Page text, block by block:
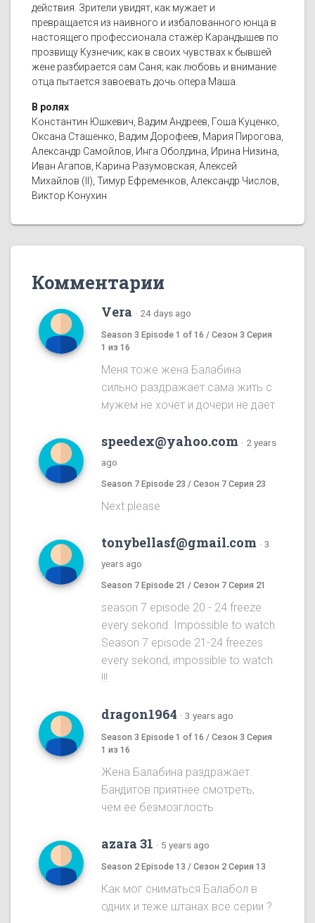
действия. Зрители увидят, как мужает и
превращается из наивного и избалованного юнца в
настоящего профессионала стажёр Карандышев по
прозвищу Кузнечик; как в своих чувствах к бывшей
жене разбирается сам Саня; как любовь и внимание
отца пытается завоевать дочь опера Маша.
В ролях
Константин Юшкевич, Вадим Андреев, Гоша Куценко,
Оксана Сташенко, Вадим Дорофеев, Мария Пирогова,
Александр Самойлов, Инга Оболдина, Ирина Низина,
Иван Агапов, Карина Разумовская, Алексей
Михайлов (II), Тимур Ефременков, Александр Числов,
Виктор Конухин
Комментарии
Vera · 24 days ago
Season 3 Episode 1 of 16 / Сезон 3 Серия
1 из 16
Меня тоже жена Балабина
сильно раздражает сама жить с
мужем не хочет и дочери не дает
speedex@yahoo.com · 2 years
ago
Season 7 Episode 23 / Сезон 7 Серия 23
Next please
tonybellasf@gmail.com · 3
years ago
Season 7 Episode 21 / Сезон 7 Серия 21
season 7 episode 20 - 24 freeze
every sekond. Impossible to watch
Season 7 episode 21-24 freezes
every sekond, impossible to watch
!!!
dragon1964 · 3 years ago
Season 3 Episode 1 of 16 / Сезон 3 Серия
1 из 16
Жена Балабина раздражает.
Бандитов приятнее смотреть,
чем ее безмозглость
azara 31 · 5 years ago
Season 2 Episode 13 / Сезон 2 Серия 13
Как мог сниматься Балабол в
одних и теже штанах все серии ?